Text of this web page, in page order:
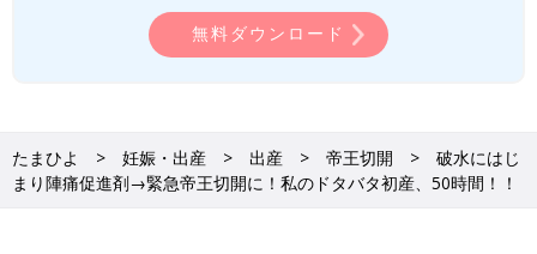
無料ダウンロード
たまひよ 妊娠・出産 出産 帝王切開
破水にはじ
まり陣痛促進剤→緊急帝王切開に！私のドタバタ初産、50時間！！